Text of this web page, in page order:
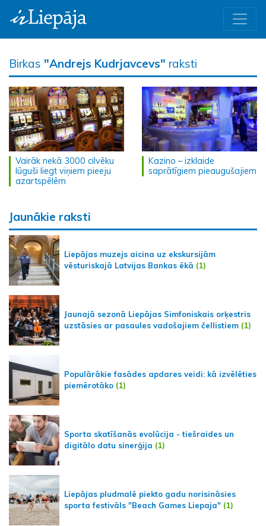
Birkas "Andrejs Kudrjavcevs" raksti
Vairāk nekā 3000 cilvēku
lūguši liegt viņiem pieeju
azartspēlēm
Kazino – izklaide
saprātīgiem pieaugušajiem
Jaunākie raksti
Liepājas muzejs aicina uz ekskursijām
vēsturiskajā Latvijas Bankas ēkā (1)
Jaunajā sezonā Liepājas Simfoniskais orķestris
uzstāsies ar pasaules vadošajiem čellistiem (1)
Populārākie fasādes apdares veidi: kā izvēlēties
piemērotāko (1)
Sporta skatīšanās evolūcija - tiešraides un
digitālo datu sinerģija (1)
Liepājas pludmalē piekto gadu norisināsies
sporta festivāls "Beach Games Liepaja" (1)